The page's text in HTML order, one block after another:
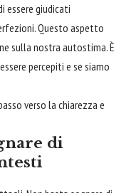
essere giudicati
Questo aspetto
sulla nostra autostima. È
percepiti e se siamo
verso la chiarezza e
di